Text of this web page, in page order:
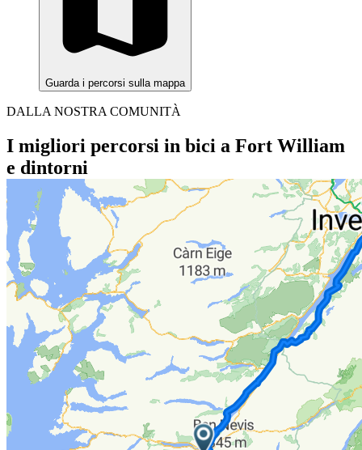
Guarda i percorsi sulla mappa
DALLA NOSTRA COMUNITÀ
I migliori percorsi in bici a Fort William
e dintorni